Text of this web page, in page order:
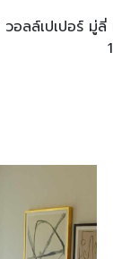
อลล์เปเปอร์